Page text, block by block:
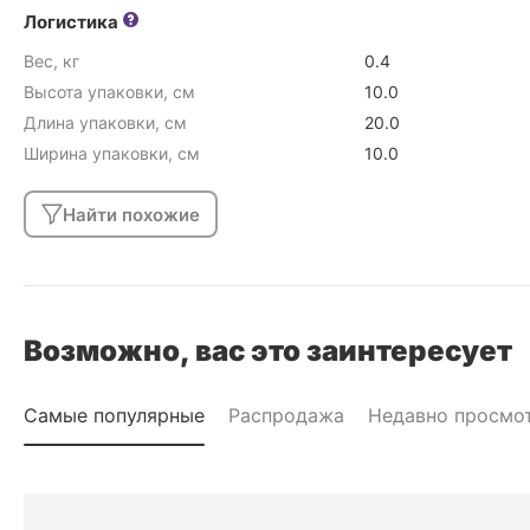
Логистика
Вес, кг
0.4
Высота упаковки, см
10.0
Длина упаковки, см
20.0
Ширина упаковки, см
10.0
Найти похожие
Возможно, вас это заинтересует
Самые популярные Распродажа Недавно